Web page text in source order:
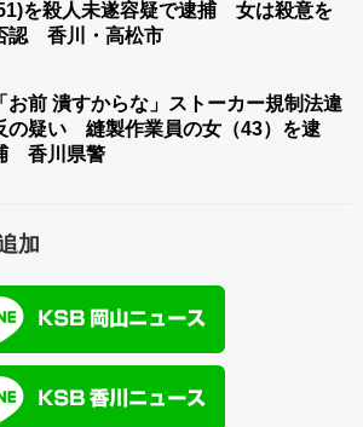
を殺人未遂容疑で逮捕 女は殺意を
認 香川・高松市
「お前 潰すからな」ストーカー規制法違
の疑い 縫製作業員の女（43）を逮
香川県警
加